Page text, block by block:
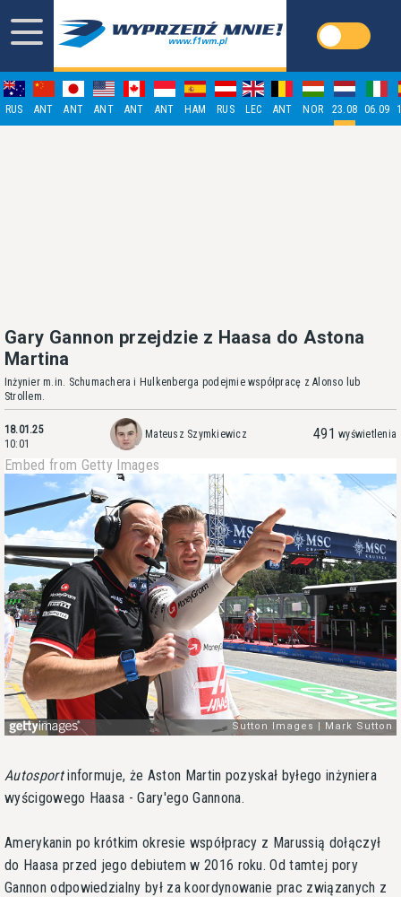
RUS ANT ANT ANT ANT ANT HAM RUS LEC ANT NOR 23.08 06.09
Gary Gannon przejdzie z Haasa do Astona
Martina
Inżynier m.in. Schumachera i Hulkenberga podejmie współpracę z Alonso lub
Strollem.
18.01.25
10:01
Mateusz Szymkiewicz 491 wyświetlenia
Embed from Getty Images
Autosportinformuje, że Aston Martin pozyskał byłego inżyniera
wyścigowego Haasa - Gary'ego Gannona.
Amerykanin po krótkim okresie współpracy z Marussią dołączył
do Haasa przed jego debiutem w 2016 roku. Od tamtej pory
Gannon odpowiedzialny był za koordynowanie prac związanych z